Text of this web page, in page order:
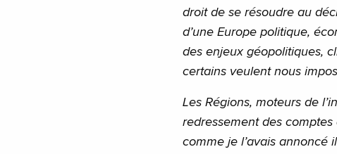
droit de se résoudre au
d’une Europe politique,
des enjeux géopolitiques,
certains veulent nous
Les Régions, moteurs de
redressement des
comme je l’avais annoncé